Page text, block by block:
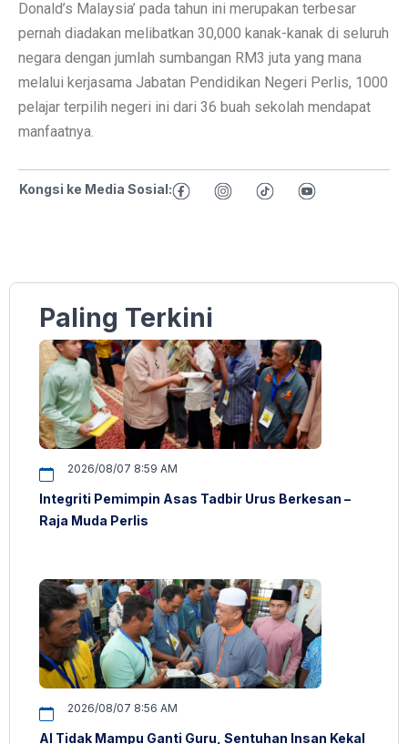
Donald’s Malaysia’ pada tahun ini merupakan terbesar
pernah diadakan melibatkan 30,000 kanak-kanak di seluruh
negara dengan jumlah sumbangan RM3 juta yang mana
melalui kerjasama Jabatan Pendidikan Negeri Perlis, 1000
pelajar terpilih negeri ini dari 36 buah sekolah mendapat
manfaatnya.
Kongsi ke Media Sosial:
Paling Terkini
2026/08/07 8:59 AM
Integriti Pemimpin Asas Tadbir Urus Berkesan –
Raja Muda Perlis
2026/08/07 8:56 AM
AI Tidak Mampu Ganti Guru, Sentuhan Insan Kekal